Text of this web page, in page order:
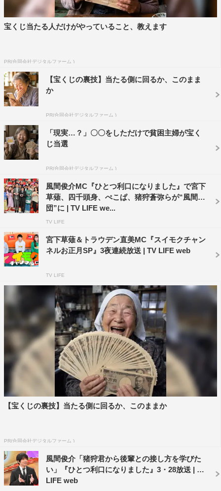
感がしているのでぜひご覧ください！
草薙航基：MCはほぼやったことがなくて、ライブのMCも
＜トラウデン直美 コメント＞
MCが決まったときはプレッシャーにも感じたんですが、
ずっとやってみたかったんです。私はマンガが好きなの
で、話題のマンガのマニアの方がいたりしたら面白いなと
思います。『スイモクチャンネル』の木曜日を担っている
ので、皆さんに楽しく見てもらえるように気合を入れて毎
週頑張りたいと思います！
『スイモクチャンネル』
4月1日（水）スタート
毎週水曜・木曜 後11・00～11・54
宮下草薙
宝くじ当たる人だけがやっていること、教えます
PR(合同会社デジタルファーム )
【宝くじの裏技】当たる側に回るか、このまま
か
PR(合同会社デジタルファーム )
「現実…？」〇〇をしただけで貧困主婦が宝く
じ当選
PR(合同会社デジタルファーム )
風間俊介MC『ひとつ利口になりました』で宮下
草薙、四千頭身、ぺこぱ、猪狩蒼弥らが“風間軍
団”に | TV LIFE we...
TV LIFE
宮下草薙＆トラウデン直美MC『スイモクチャン
ネルお正月SP』3夜連続放送 | TV LIFE web
TV LIFE
【宝くじの裏技】当たる側に回るか、このままか
PR(合同会社デジタルファーム )
風間俊介「猪狩君から後輩との接し方を学びた
い」『ひとつ利口になりました』3・28放送 | TV
LIFE web